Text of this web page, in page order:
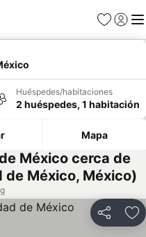
Favoritos
Iniciar
Huéspedes/habitaciones
2 huéspedes, 1 habitación
Mapa
México cerca de
México, México)
Compartir